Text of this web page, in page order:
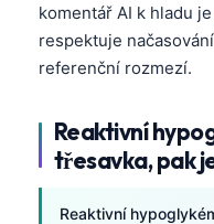
komentář AI k hladu
respektuje
referenční rozmezí.
Reaktivní
třesavka, pak
Reaktivní